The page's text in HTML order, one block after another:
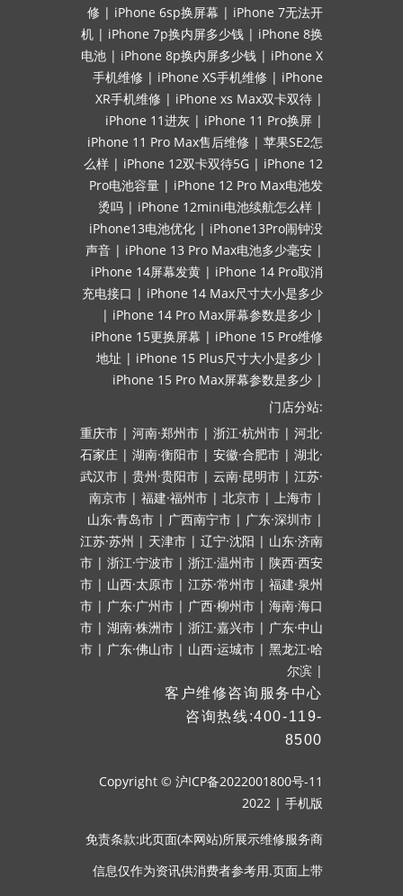
修 | iPhone 6sp换屏幕 | iPhone 7无法开
机 | iPhone 7p换内屏多少钱 | iPhone 8换
电池 | iPhone 8p换内屏多少钱 | iPhone X
手机维修 | iPhone XS手机维修 | iPhone
XR手机维修 | iPhone xs Max双卡双待 |
iPhone 11进灰 | iPhone 11 Pro换屏 |
iPhone 11 Pro Max售后维修 | 苹果SE2怎
么样 | iPhone 12双卡双待5G | iPhone 12
Pro电池容量 | iPhone 12 Pro Max电池发
烫吗 | iPhone 12mini电池续航怎么样 |
iPhone13电池优化 | iPhone13Pro闹钟没
声音 | iPhone 13 Pro Max电池多少毫安 |
iPhone 14屏幕发黄 | iPhone 14 Pro取消
充电接口 | iPhone 14 Max尺寸大小是多少
| iPhone 14 Pro Max屏幕参数是多少 |
iPhone 15更换屏幕 | iPhone 15 Pro维修
地址 | iPhone 15 Plus尺寸大小是多少 |
iPhone 15 Pro Max屏幕参数是多少 |
门店分站:
重庆市 | 河南·郑州市 | 浙江·杭州市 | 河北·
石家庄 | 湖南·衡阳市 | 安徽·合肥市 | 湖北·
武汉市 | 贵州·贵阳市 | 云南·昆明市 | 江苏·
南京市 | 福建·福州市 | 北京市 | 上海市 |
山东·青岛市 | 广西南宁市 | 广东·深圳市 |
江苏·苏州 | 天津市 | 辽宁·沈阳 | 山东·济南
市 | 浙江·宁波市 | 浙江·温州市 | 陕西·西安
市 | 山西·太原市 | 江苏·常州市 | 福建·泉州
市 | 广东·广州市 | 广西·柳州市 | 海南·海口
市 | 湖南·株洲市 | 浙江·嘉兴市 | 广东·中山
市 | 广东·佛山市 | 山西·运城市 | 黑龙江·哈
尔滨 |
客户维修咨询服务中心
咨询热线:400-119-
8500
Copyright © 沪ICP备2022001800号-11
2022 | 手机版
免责条款:此页面(本网站)所展示维修服务商
信息仅作为资讯供消费者参考用.页面上带